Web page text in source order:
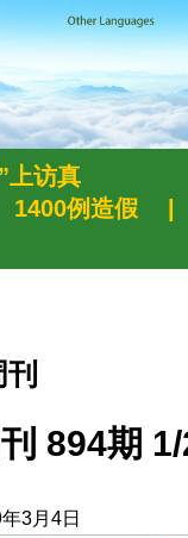
上访真
1400例造假
894期
3月4日